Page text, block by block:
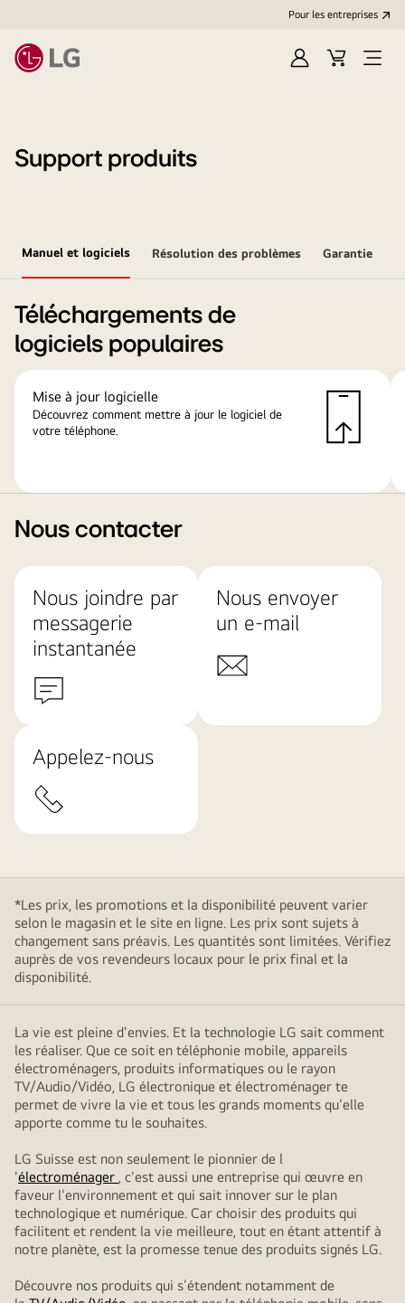
Pour les entreprises
Se
Panier
Support produits
Manuel et logiciels Résolution des problèmes Garantie
Téléchargements de
logiciels populaires
Mise à jour logicielle
Découvrez comment mettre à jour le logiciel de
votre téléphone.
Nous contacter
Nous joindre par
messagerie
instantanée
Nous envoyer
un e-mail
Appelez-nous
*Les prix, les promotions et la disponibilité peuvent varier
selon le magasin et le site en ligne. Les prix sont sujets à
changement sans préavis. Les quantités sont limitées. Vérifiez
auprès de vos revendeurs locaux pour le prix final et la
disponibilité.
La vie est pleine d'envies. Et la technologie LG sait comment
les réaliser. Que ce soit en téléphonie mobile, appareils
électroménagers, produits informatiques ou le rayon
TV/Audio/Vidéo, LG électronique et électroménager te
permet de vivre la vie et tous les grands moments qu'elle
apporte comme tu le souhaites.
LG Suisse est non seulement le pionnier de l
'électroménager , c'est aussi une entreprise qui œuvre en
faveur l'environnement et qui sait innover sur le plan
technologique et numérique. Car choisir des produits qui
facilitent et rendent la vie meilleure, tout en étant attentif à
notre planète, est la promesse tenue des produits signés LG.
Découvre nos produits qui s’étendent notamment de